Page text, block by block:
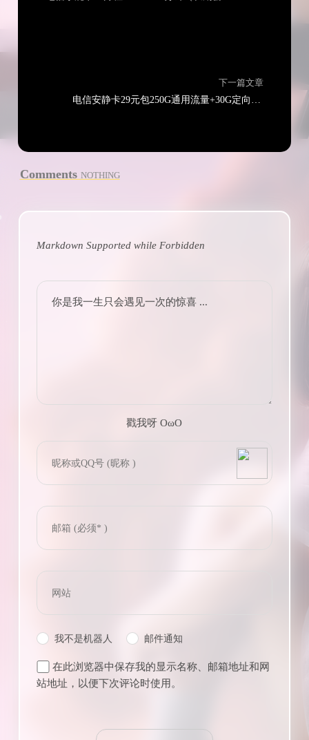
下一篇文章
Comments NOTHING
Markdown Supported whileForbidden
你是我一生只会遇见一次的惊喜 ...
戳我呀 OωO
Tieba
我不是机器人 邮件通知
在此浏览器中保存我的显示名称、邮箱地址和网
站地址，以便下次评论时使用。